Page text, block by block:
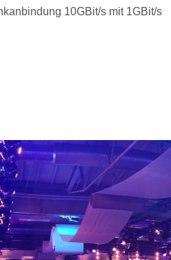
10GBit/s mit 1GBit/s